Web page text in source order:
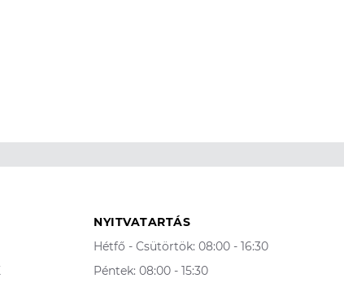
NYITVATARTÁS
Hétfő - Csütörtök: 08:00 - 16:30
Péntek: 08:00 - 15:30